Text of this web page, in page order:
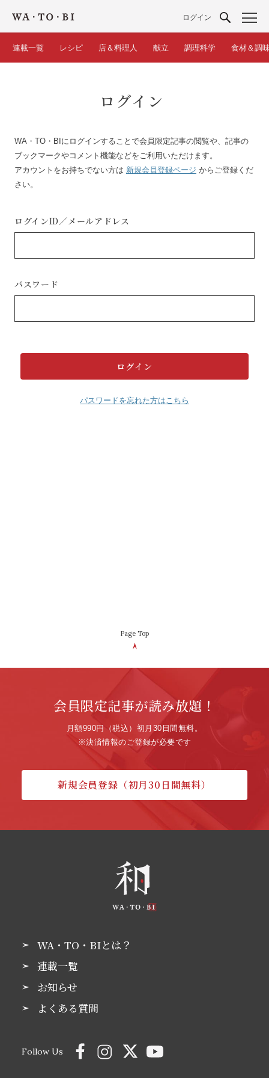
ログイン
連載一覧 レシピ 店＆料理人 献立 調理科学 食材＆調
ログイン
WA・TO・BIにログインすることで会員限定記事の閲覧や、記事の
ブックマークやコメント機能などをご利用いただけます。
アカウントをお持ちでない方は 新規会員登録ページ からご登録くだ
さい。
ログインID／メールアドレス
パスワード
パスワードを忘れた方はこちら
Page Top
会員限定記事が読み放題！
月額990円（税込）初月30日間無料。
※決済情報のご登録が必要です
新規会員登録（初月30日間無料）
WA・TO・BIとは？
連載一覧
お知らせ
よくある質問
Follow Us